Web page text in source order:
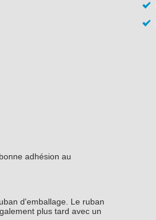
adhésion au
d'emballage. Le ruban
plus tard avec un